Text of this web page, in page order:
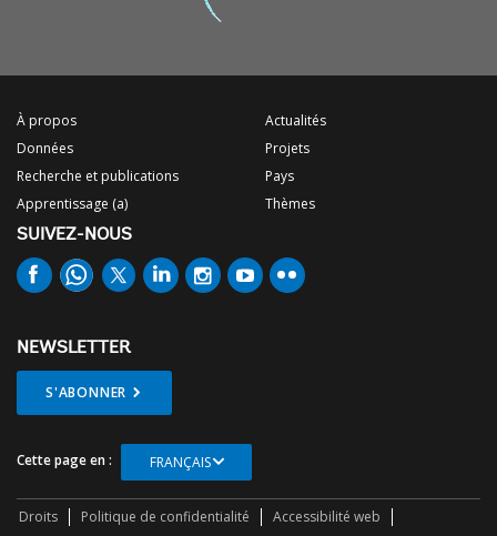
À propos
Données
Recherche et publications
Apprentissage (a)
Actualités
Projets
Pays
Thèmes
SUIVEZ-NOUS
NEWSLETTER
S'ABONNER
Cette page en : FRANÇAIS
Droits Politique de confidentialité Accessibilité web